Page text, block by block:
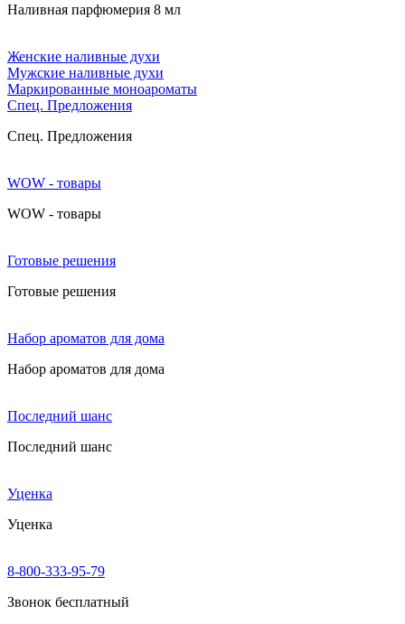
Наливная парфюмерия 8 мл
Женские наливные духи
Мужские наливные духи
Маркированные моноароматы
Cпец. Предложения
Cпец. Предложения
WOW - товары
WOW - товары
Готовые решения
Готовые решения
Набор ароматов для дома
Набор ароматов для дома
Последний шанс
Последний шанс
Уценка
Уценка
8-800-333-95-79
Звонок бесплатный